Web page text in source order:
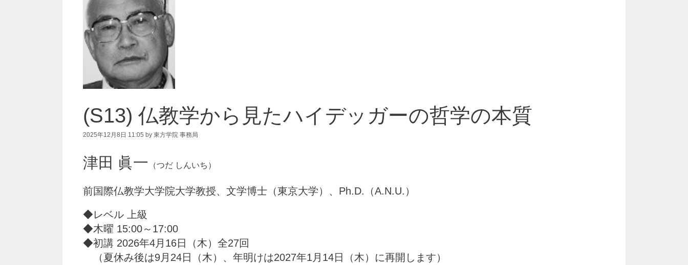
(S13) 仏教学から見たハイデッガーの哲学の本質
2025年12月8日 11:05 by 東方学院 事務局
津田 眞一 （つだ しんいち）
前国際仏教学大学院大学教授、文学博士（東京大学）、Ph.D.（A.N.U.）
◆レベル 上級
◆木曜 15:00～17:00
◆初講 2026年4月16日（木）全27回
（夏休み後は9月24日（木）、年明けは2027年1月14日（木）に再開します）